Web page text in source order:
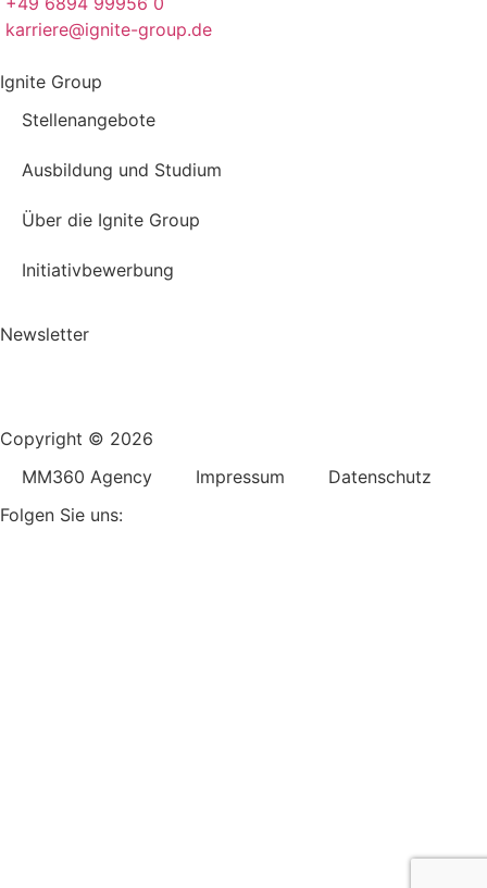
karriere@ignite-group.de
Ignite Group
Stellenangebote
Ausbildung und Studium
Über die Ignite Group
Initiativbewerbung
Newsletter
Copyright © 2026
MM360 Agency
Impressum
Datenschutz
Folgen Sie uns: